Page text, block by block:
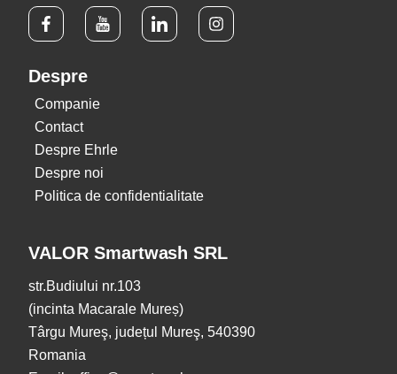
Despre
Companie
Contact
Despre Ehrle
Despre noi
Politica de confidentialitate
VALOR Smartwash SRL
str.Budiului nr.103
(incinta Macarale Mureș)
Târgu Mureş, județul Mureş, 540390
Romania